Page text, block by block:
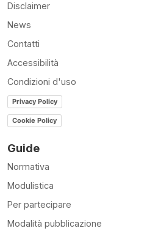
Disclaimer
News
Contatti
Accessibilità
Condizioni d'uso
Privacy Policy
Cookie Policy
Guide
Normativa
Modulistica
Per partecipare
Modalità pubblicazione